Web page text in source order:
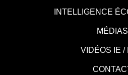
INTELLIGENCE
MÉDIAS
VIDÉOS IE /